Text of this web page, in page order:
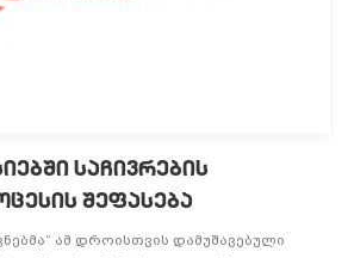
საჩივრების
შეფასება
ამ დროისთვის დამუშავებული